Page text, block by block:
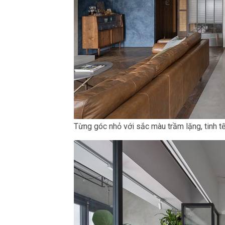
Từng góc nhỏ với sắc màu trầm lặng, tinh